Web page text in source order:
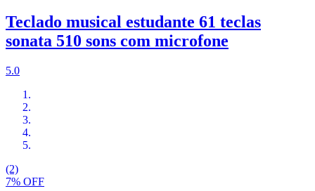
Teclado musical estudante 61 teclas
sonata 510 sons com microfone
5.0
(2)
7% OFF